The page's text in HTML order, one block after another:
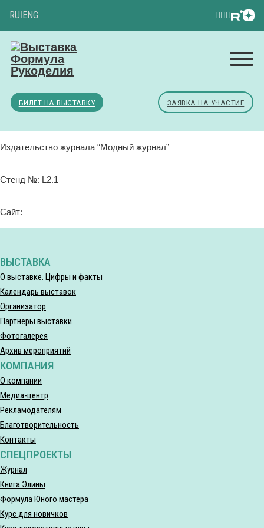
RU ENG
БИЛЕТ НА ВЫСТАВКУ ЗАЯВКА НА УЧАСТИЕ
Издательство журнала “Модный журнал”
Стенд №: L2.1
Сайт:
ВЫСТАВКА
О выставке. Цифры и факты
Календарь выставок
Организатор
Партнеры выставки
Фотогалерея
Архив мероприятий
КОМПАНИЯ
О компании
Медиа-центр
Рекламодателям
Благотворительность
Контакты
СПЕЦПРОЕКТЫ
Журнал
Книга Элины
Формула Юного мастера
Курс для новичков